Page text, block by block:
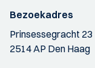
Bezoekadres
Prinsessegracht 23
2514 AP Den Haag